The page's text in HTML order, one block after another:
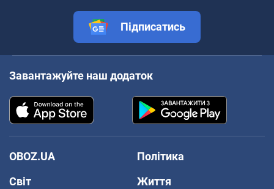
Підписатись
Завантажуйте наш додаток
OBOZ.UA
Політика
Світ
Життя